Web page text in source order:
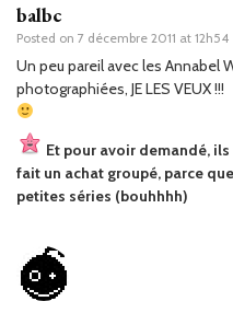
balbc
Posted on 7 décembre 2011 at 12h54
Un peu pareil avec les Annabel
photographiées, JE LES VEUX !!!
Et pour avoir demandé,
fait un achat groupé, parce
petites séries (bouhhhh)